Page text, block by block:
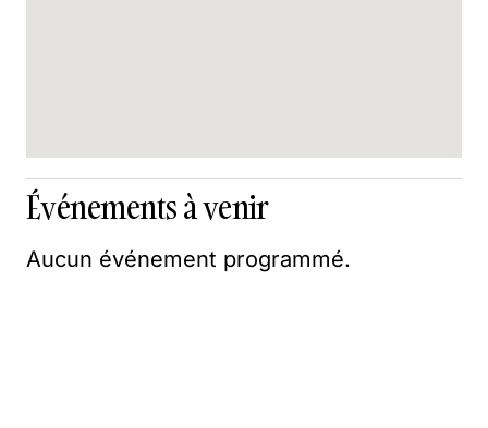
Événements à venir
Aucun événement programmé.